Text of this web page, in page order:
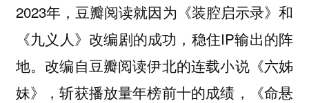
2023年，豆瓣阅读就因为《装腔启示录》和
《九义人》改编剧的成功，稳住IP输出的阵
地。改编自豆瓣阅读伊北的连载小说《六姊
妹》，斩获播放量年榜前十的成绩，《命悬